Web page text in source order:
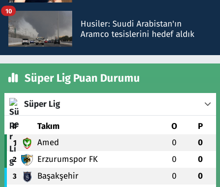
Husiler: Suudi Arabistan'ın
Aramco tesislerini hedef aldık
10
Süper Lig Puan Durumu
Süper Lig
# Takım O P
1 Amed 0 0
2 Erzurumspor FK 0 0
3 Başakşehir 0 0